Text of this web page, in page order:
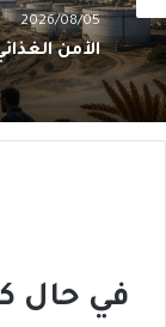
2026/08/02
من الغاز
في حال